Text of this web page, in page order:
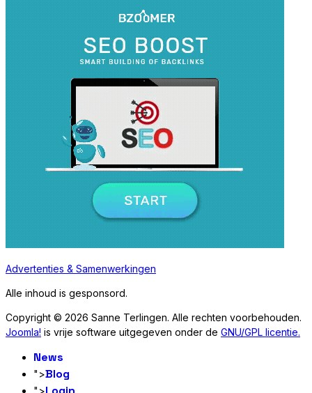
Advertenties & Samenwerkingen
Alle inhoud is gesponsord.
Copyright © 2026 Sanne Terlingen. Alle rechten voorbehouden.
Joomla! is vrije software uitgegeven onder de GNU/GPL licentie.
News
">Blog
">